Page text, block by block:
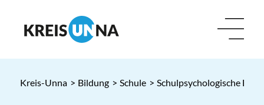
Kreis-Unna > Bildung > Schule > Schulpsychologische